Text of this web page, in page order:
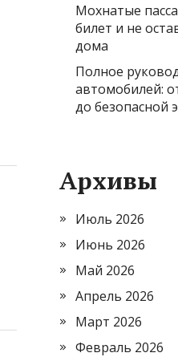
Мохнатые
билет и не
дома
Полное
автомобилей:
до безопасной
Архивы
Июль 2026
Июнь 2026
Май 2026
Апрель 2026
Март 2026
Февраль 2026